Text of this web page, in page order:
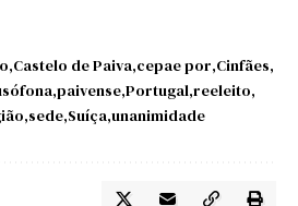
Castelo de Paiva cepae por Cinfães
paivense Portugal reeleito
sede Suíça unanimidade